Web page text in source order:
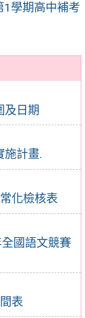
及日期
施計畫.
化檢核表
國語文競賽
表
1學期高中補考